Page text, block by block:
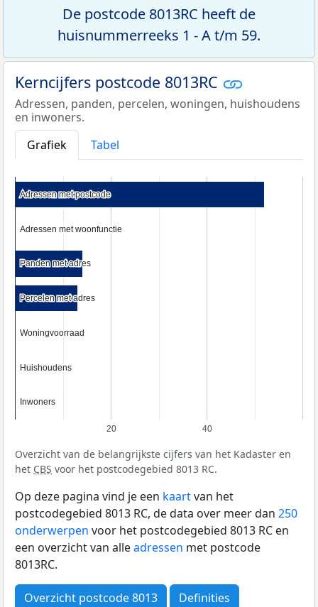
De postcode 8013RC heeft de
huisnummerreeks 1 - A t/m 59.
Kerncijfers postcode 8013RC
Adressen, panden, percelen, woningen, huishoudens
en inwoners.
Grafiek
Tabel
20 40
Adressen met postcode
Adressen met postcode
Adressen met woonfunctie
Adressen met woonfunctie
Panden met adres
Panden met adres
Percelen met adres
Percelen met adres
Woningvoorraad
Woningvoorraad
Huishoudens
Huishoudens
Inwoners
Inwoners
Overzicht van de belangrijkste cijfers van het Kadaster en
het CBS voor het postcodegebied 8013 RC.
Op deze pagina vind je een kaartvan het
postcodegebied 8013 RC, de data over meer dan 250
onderwerpen voor het postcodegebied 8013 RC en
een overzicht van alleadressen met postcode
8013RC.
Overzicht postcode 8013 Definities